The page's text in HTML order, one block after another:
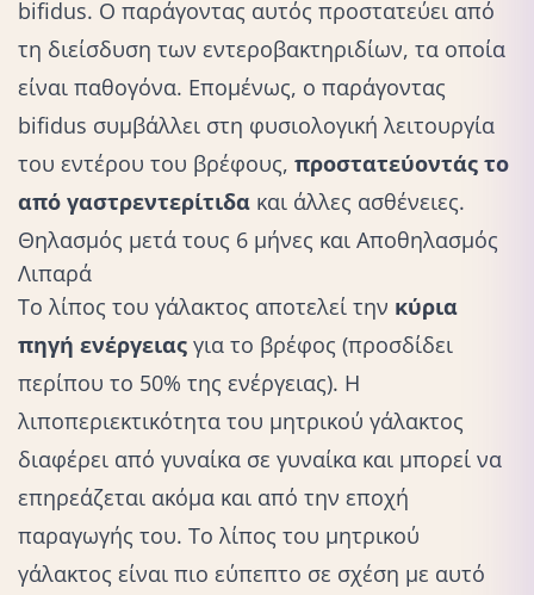
bifidus. Ο παράγοντας αυτός προστατεύει από
τη διείσδυση των εντεροβακτηριδίων, τα οποία
είναι παθογόνα. Επομένως, ο παράγοντας
bifidus συμβάλλει στη φυσιολογική λειτουργία
του εντέρου του βρέφους, προστατεύοντάς το
από γαστρεντερίτιδα και άλλες ασθένειες.
Θηλασμός μετά τους 6 μήνες και Αποθηλασμός
Λιπαρά
Το λίπος του γάλακτος αποτελεί την κύρια
πηγή ενέργειας για το βρέφος (προσδίδει
περίπου το 50% της ενέργειας). H
λιποπεριεκτικότητα του μητρικού γάλακτος
διαφέρει από γυναίκα σε γυναίκα και μπορεί να
επηρεάζεται ακόμα και από την εποχή
παραγωγής του. Το λίπος του μητρικού
γάλακτος είναι πιο εύπεπτο σε σχέση με αυτό